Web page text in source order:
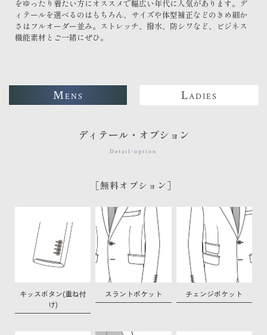
をゆったり着たい方にオススメで幅広い年代に人気があります。デ
ィテールを選べるのはもちろん、サイズや体型補正などのきめ細か
さはフルオーダー並み。ストレッチ、撥水、防シワなど、ビジネス
機能素材とご一緒にぜひ。
広めの肩幅で、構築的なショルダーライン
ソフトな着心地を実現するためノーパット
標準的なショルダーライン
MENS LADIES
ディテール・オプション
Detail-option
［無料オプション］
キッスボタン(重ね付
け)
スラントポケット チェンジポケット